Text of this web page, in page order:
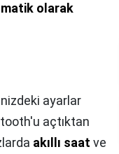
olarak
ayarlar
açtıktan
akıllı saat ve